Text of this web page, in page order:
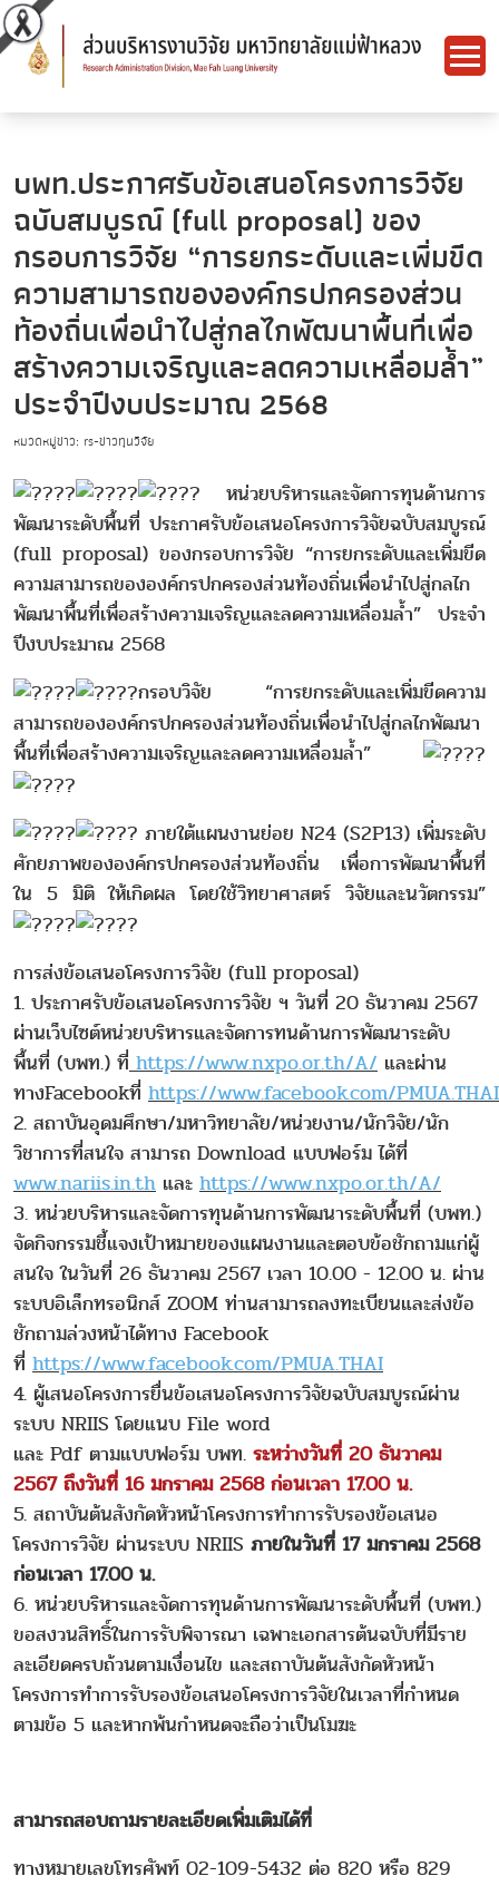
บพท.ประกาศรับข้อเสนอโครงการวิจัย
ฉบับสมบูรณ์ (full proposal) ของ
กรอบการวิจัย “การยกระดับและเพิ่มขีด
ความสามารถขององค์กรปกครองส่วน
ท้องถิ่นเพื่อนำไปสู่กลไกพัฒนาพื้นที่เพื่อ
สร้างความเจริญและลดความเหลื่อมล้ำ”
ประจำปีงบประมาณ 2568
หมวดหมู่ข่าว: rs-ข่าวทุนวิจัย
หน่วยบริหารและจัดการทุนด้านการ
พัฒนาระดับพื้นที่ ประกาศรับข้อเสนอโครงการวิจัยฉบับสมบูรณ์
(full proposal) ของกรอบการวิจัย “การยกระดับและเพิ่มขีด
ความสามารถขององค์กรปกครองส่วนท้องถิ่นเพื่อนำไปสู่กลไก
พัฒนาพื้นที่เพื่อสร้างความเจริญและลดความเหลื่อมล้ำ” ประจำ
ปีงบประมาณ 2568
กรอบวิจัย “การยกระดับและเพิ่มขีดความ
สามารถขององค์กรปกครองส่วนท้องถิ่นเพื่อนำไปสู่กลไกพัฒนา
พื้นที่เพื่อสร้างความเจริญและลดความเหลื่อมล้ำ”
ภายใต้แผนงานย่อย N24 (S2P13) เพิ่มระดับ
ศักยภาพขององค์กรปกครองส่วนท้องถิ่น เพื่อการพัฒนาพื้นที่
ใน 5 มิติ ให้เกิดผล โดยใช้วิทยาศาสตร์ วิจัยและนวัตกรรม”
การส่งข้อเสนอโครงการวิจัย (full proposal)
1. ประกาศรับข้อเสนอโครงการวิจัย ฯ วันที่ 20 ธันวาคม 2567
ผ่านเว็บไซต์หน่วยบริหารและจัดการทนด้านการพัฒนาระดับ
พื้นที่ (บพท.) ที่ https://www.nxpo.or.th/A/ และผ่าน
ทางFacebookที่ https://www.facebook.com/PMUA.THAI
2. สถาบันอุดมศึกษา/มหาวิทยาลัย/หน่วยงาน/นักวิจัย/นัก
วิชาการที่สนใจ สามารถ Download แบบฟอร์ม ได้ที่
www.nariis.in.th และ https://www.nxpo.or.th/A/
3. หน่วยบริหารและจัดการทุนด้านการพัฒนาระดับพื้นที่ (บพท.)
จัดกิจกรรมชี้แจงเป้าหมายของแผนงานและตอบข้อชักถามแก่ผู้
สนใจ ในวันที่ 26 ธันวาคม 2567 เวลา 10.00 - 12.00 น. ผ่าน
ระบบอิเล็กทรอนิกส์ ZOOM ท่านสามารถลงทะเบียนและส่งข้อ
ชักถามล่วงหน้าได้ทาง Facebook
ที่ https://www.facebook.com/PMUA.THAI
4. ผู้เสนอโครงการยื่นข้อเสนอโครงการวิจัยฉบับสมบูรณ์ผ่าน
ระบบ NRIIS โดยแนบ File word
และ Pdf ตามแบบฟอร์ม บพท. ระหว่างวันที่ 20 ธันวาคม
2567 ถึงวันที่ 16 มกราคม 2568 ก่อนเวลา 17.00 น.
5. สถาบันต้นสังกัดหัวหน้าโครงการทำการรับรองข้อเสนอ
โครงการวิจัย ผ่านระบบ NRIIS ภายในวันที่ 17 มกราคม 2568
ก่อนเวลา 17.00 น.
6. หน่วยบริหารและจัดการทุนด้านการพัฒนาระดับพื้นที่ (บพท.)
ขอสงวนสิทธิ์ในการรับพิจารณา เฉพาะเอกสารต้นฉบับที่มีราย
ละเอียดครบถ้วนตามเงื่อนไข และสถาบันต้นสังกัดหัวหน้า
โครงการทำการรับรองข้อเสนอโครงการวิจัยในเวลาที่กำหนด
ตามข้อ 5 และหากพ้นกำหนดจะถือว่าเป็นโมฆะ
สามารถสอบถามรายละเอียดเพิ่มเติมได้ที่
ทางหมายเลขโทรศัพท์ 02-109-5432 ต่อ 820 หรือ 829